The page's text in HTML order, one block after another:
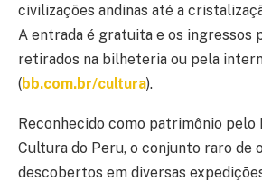
civilizações andinas até a
A entrada é gratuita e os ingressos
retirados na bilheteria ou pela
(bb.com.br/cultura).
Reconhecido como patrimônio pelo
Cultura do Peru, o conjunto raro de
descobertos em diversas